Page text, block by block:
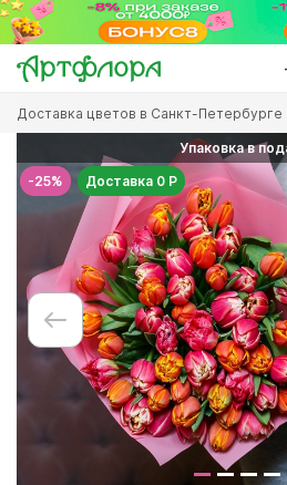
Перейти
основному
содержанию
Вы
здесь
Доставка цветов в Санкт-Петербурге
-25%
Упаковка в
Доставка 0 Р